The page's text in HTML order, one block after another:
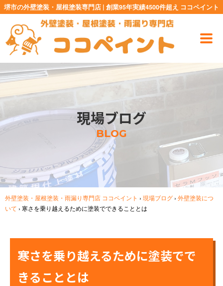
堺市の外壁塗装・屋根塗装専門店 | 創業95年実績4500件超え ココペイント
現場ブログ
BLOG
外壁塗装・屋根塗装・雨漏り専門店 ココペイント › 現場ブログ › 外壁塗装につ
いて › 寒さを乗り越えるために塗装でできることとは
寒さを乗り越えるために塗装でで
きることとは